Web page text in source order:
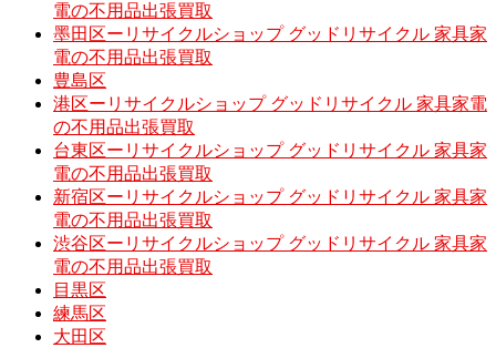
電の不用品出張買取
墨田区ーリサイクルショップ グッドリサイクル 家具家
電の不用品出張買取
豊島区
港区ーリサイクルショップ グッドリサイクル 家具家電
の不用品出張買取
台東区ーリサイクルショップ グッドリサイクル 家具家
電の不用品出張買取
新宿区ーリサイクルショップ グッドリサイクル 家具家
電の不用品出張買取
渋谷区ーリサイクルショップ グッドリサイクル 家具家
電の不用品出張買取
目黒区
練馬区
大田区